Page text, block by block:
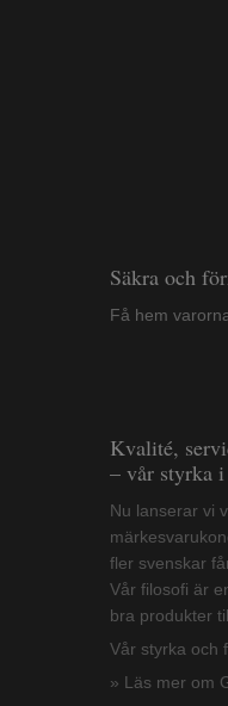
Säkra och
Få hem
Kvalité,
– vår styrka
Nu lanserar
fler
Vår
bra
Vår styrka och
» Läs mer om